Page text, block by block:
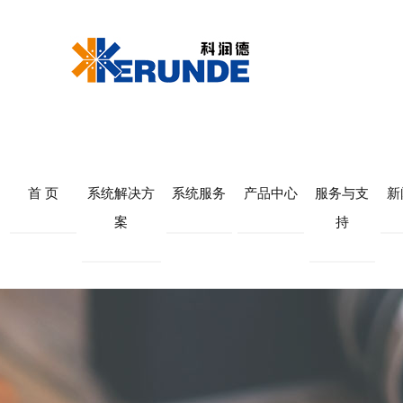
首 页
系统解决方
案
系统服务 产品中心
服务与支
持